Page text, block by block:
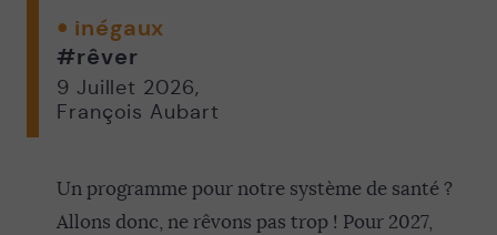
inégaux
#rêver
9 Juillet 2026,
François Aubart
Un programme pour notre système de santé ?
Allons donc, ne rêvons pas trop ! Pour 2027,